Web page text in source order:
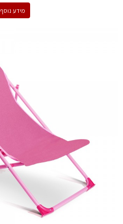
מידע נוסף